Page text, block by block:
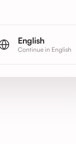
English
Continue in English